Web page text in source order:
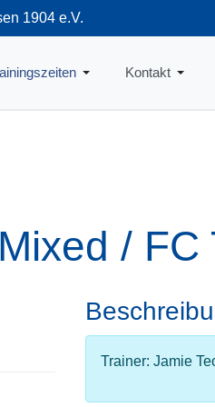
1904 e.V.
Kontakt
/ FC
Trainer: Jamie